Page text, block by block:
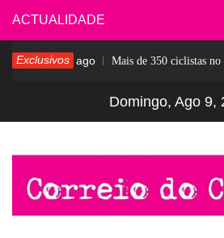
Skip
to
content
ACTUALIDADE
Exclusivos
7 dias ago Mais de 350 ciclistas no
Domingo, Ago 9,